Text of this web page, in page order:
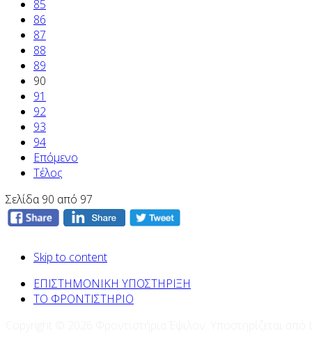
85
86
87
88
89
90
91
92
93
94
Επόμενο
Τέλος
Σελίδα 90 από 97
Skip to content
ΕΠΙΣΤΗΜΟΝΙΚΗ ΥΠΟΣΤΗΡΙΞΗ
ΤΟ ΦΡΟΝΤΙΣΤΗΡΙΟ